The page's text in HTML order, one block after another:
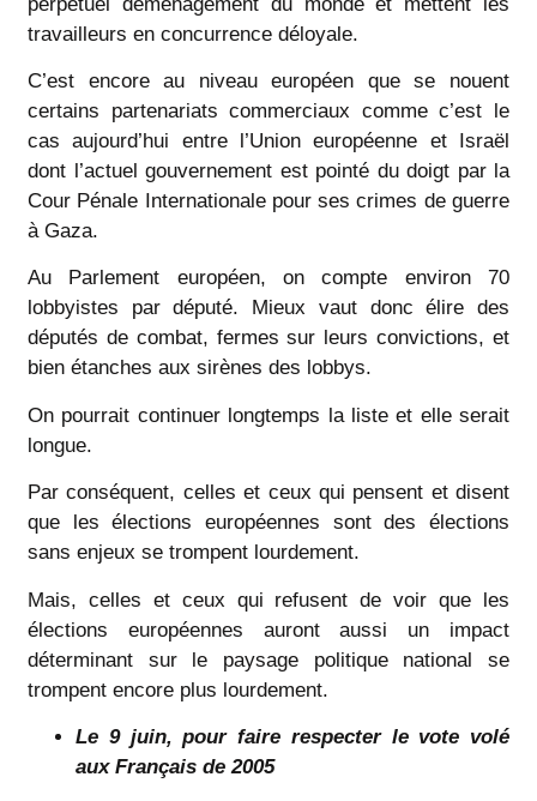
travailleurs en concurrence déloyale.
C’est encore au niveau européen que se nouent
certains partenariats commerciaux comme c’est le
cas aujourd’hui entre l’Union européenne et Israël
dont l’actuel gouvernement est pointé du doigt par la
Cour Pénale Internationale pour ses crimes de guerre
à Gaza.
Au Parlement européen, on compte environ 70
lobbyistes par député. Mieux vaut donc élire des
députés de combat, fermes sur leurs convictions, et
bien étanches aux sirènes des lobbys.
On pourrait continuer longtemps la liste et elle serait
longue.
Par conséquent, celles et ceux qui pensent et disent
que les élections européennes sont des élections
sans enjeux se trompent lourdement.
Mais, celles et ceux qui refusent de voir que les
élections européennes auront aussi un impact
déterminant sur le paysage politique national se
trompent encore plus lourdement.
Le 9 juin, pour faire respecter le vote volé
aux Français de 2005